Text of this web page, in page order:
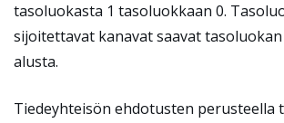
tasoluokasta 1 tasoluokkaan 0.
sijoitettavat kanavat saavat tasoluokan
alusta.
Tiedeyhteisön ehdotusten perusteella